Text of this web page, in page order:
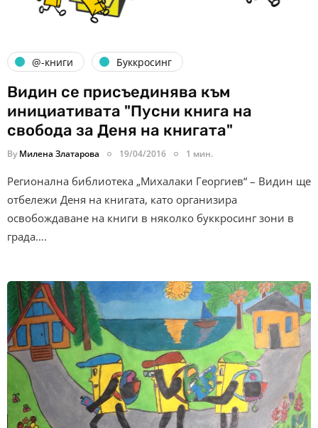
@-книги Буккросинг
Видин се присъединява към
инициативата "Пусни книга на
свобода за Деня на книгата"
By Милена Златарова 19/04/2016 1 мин.
Регионална библиотека „Михалаки Георгиев“ – Видин ще
отбележи Деня на книгата, като организира
освобождаване на книги в няколко буккросинг зони в
града….